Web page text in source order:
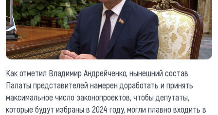
Как отметил Владимир Андрейченко, нынешний состав
Палаты представителей намерен доработать и принять
максимальное число законопроектов, чтобы депутаты,
которые будут избраны в 2024 году, могли плавно входить в